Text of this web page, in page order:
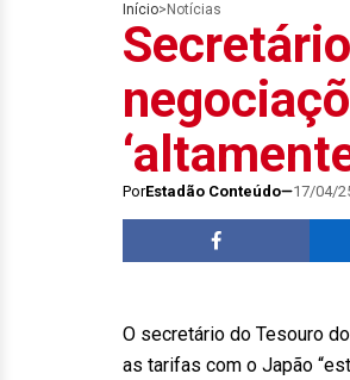
Início> Notícias
PorEstadão Conteúdo 17/04/
O secretário do Tesouro
as tarifas com o Japão